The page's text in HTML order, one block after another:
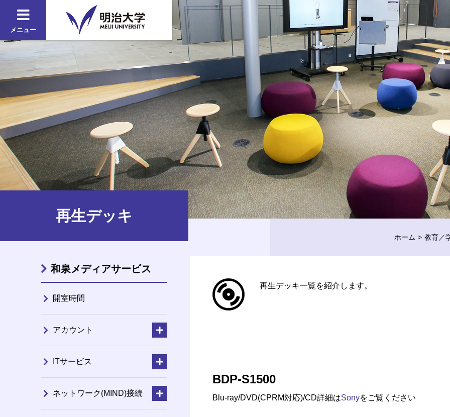
メニュー
再生デッキ
ホーム 教育／
再生デッキ一覧を紹介します。
BDP-S1500
Blu-ray/DVD(CPRM対応)/CD詳細はSonyをご覧ください
和泉メディアサービス
開室時間
アカウント
ITサービス
ネットワーク(MIND)接続